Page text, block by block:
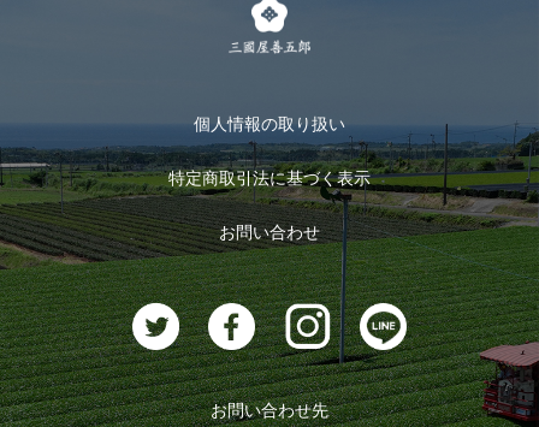
お茶のギフト
おすすめのお茶
お茶に合うスイーツ
ログイン
ログアウト
個人情報の取り扱い
特定商取引法に基づく表示
お問い合わせ
お問い合わせ先